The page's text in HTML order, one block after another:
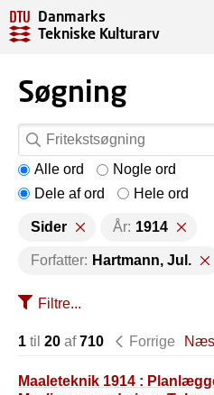
Danmarks
Tekniske Kulturarv
Søgning
Alle ord
Nogle ord
Dele af ord
Hele ord
Sider År: 1914
Forfatter: Hartmann, Jul.
Filtre...
1 til 20 af710 Forrige
Maaleteknik 1914 :